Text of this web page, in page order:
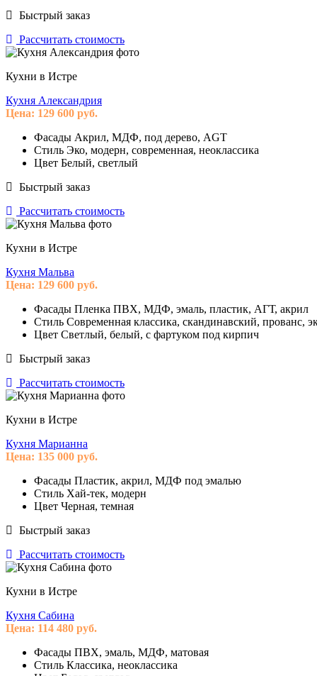
Быстрый заказ
Рассчитать стоимость
Кухни в Истре
Кухня Александрия
Цена: 129 600 руб.
Фасады Акрил, МДФ, под дерево, AGT
Стиль Эко, модерн, современная, неоклассика
Цвет Белый, светлый
Быстрый заказ
Рассчитать стоимость
Кухни в Истре
Кухня Мальва
Цена: 129 600 руб.
Фасады Пленка ПВХ, МДФ, эмаль, пластик, АГТ, акрил
Стиль Современная классика, скандинавский, прованс,
Цвет Светлый, белый, с фартуком под кирпич
Быстрый заказ
Рассчитать стоимость
Кухни в Истре
Кухня Марианна
Цена: 135 000 руб.
Фасады Пластик, акрил, МДФ под эмалью
Стиль Хай-тек, модерн
Цвет Черная, темная
Быстрый заказ
Рассчитать стоимость
Кухни в Истре
Кухня Сабина
Цена: 114 480 руб.
Фасады ПВХ, эмаль, МДФ, матовая
Стиль Классика, неоклассика